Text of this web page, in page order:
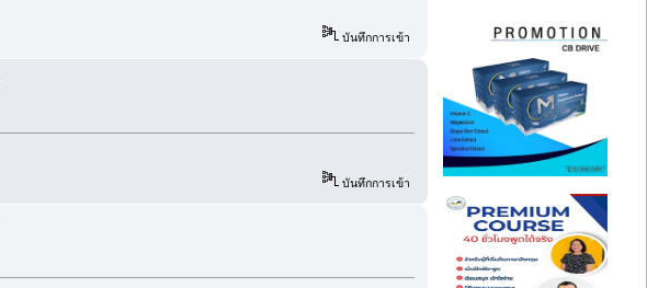
บันทึกการเข้า
บันทึกการเข้า